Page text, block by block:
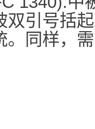
双引号括
。同样，